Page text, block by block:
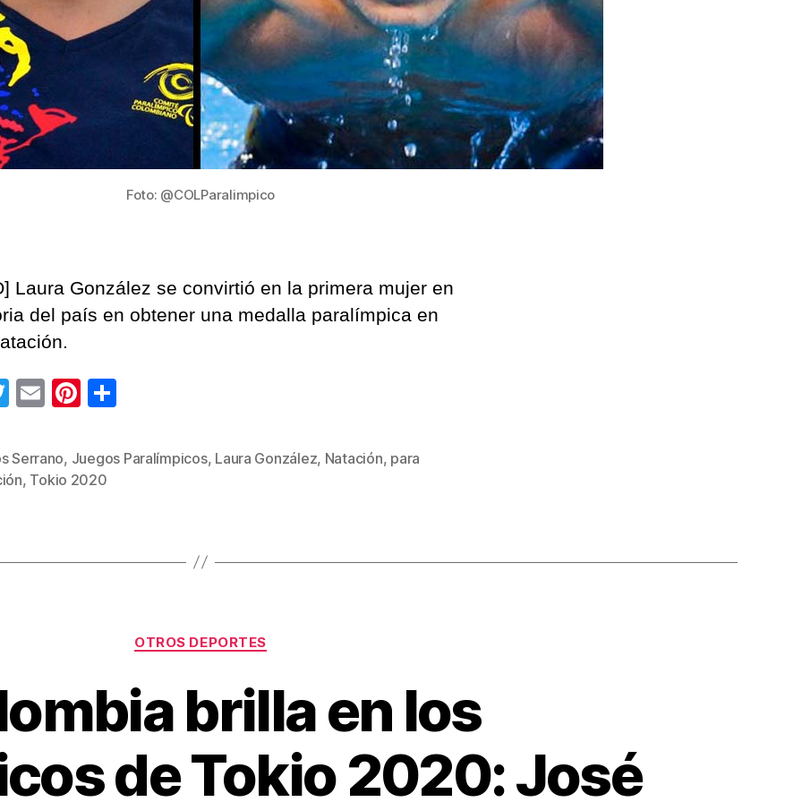
Foto: @COLParalimpico
Laura González se convirtió en la primera mujer en
del país en obtener una medalla paralímpica en
T
tt
er
E
ail
Pi
er
e
m
Serrano, Juegos Paralímpicos, Laura González, Natación, para
, Tokio 2020
Categorías
OTROS DEPORTES
brilla en los
de Tokio 2020: José